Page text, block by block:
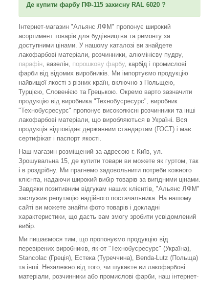
Де купити фарбу ПФ-115 захисну RAL 6020 ?
Інтернет-магазин "Альянс ЛФМ" пропонує широкий
асортимент товарів для будівництва та ремонту за
доступними цінами. У нашому каталозі ви знайдете
лакофарбові матеріали, розчинники, алюмінієву пудру,
парафін , вазелін, порошкову фарбу , карбід і промислові
фарби від відомих виробників. Ми імпортуємо продукцію
найвищої якості з різних країн, включно з Польщею,
Турцією, Словенією та Грецькою. Окремо варто зазначити
продукцію від виробника "Технобусресурс", виробник
"Технобусресурс" пропонує високоякісні розчинники та інші
лакофарбові матеріали, що виробляються в Україні. Вся
продукція відповідає державним стандартам (ГОСТ) і має
сертифікат і паспорт якості.
Наш магазин розміщений за адресою г. Київ, ул.
Зрошувальна 15, де купити товари ви можете як гуртом, так
і в роздрібну. Ми прагнемо задовольнити потреби кожного
клієнта, надаючи широкий вибір товарів за вигідними цінами.
Завдяки позитивним відгукам наших клієнтів, "Альянс ЛФМ"
заслужив репутацію надійного постачальника. На нашому
сайті ви можете знайти фото товарів і докладні
характеристики, що дасть вам змогу зробити усвідомлений
вибір.
Ми пишаємося тим, що пропонуємо продукцію від
перевірених виробників, як-от "Технобусресурс" (Україна),
Stancolac (Греція), Естека (Туреччина), Benda-Lutz (Польща)
та інші. Незалежно від того, чи шукаєте ви лакофарбові
матеріали, розчинники або промислові фарби, наш інтернет-